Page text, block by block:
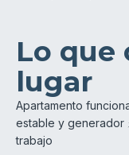
Lo que
lugar
Apartamento
estable y generador
trabajo